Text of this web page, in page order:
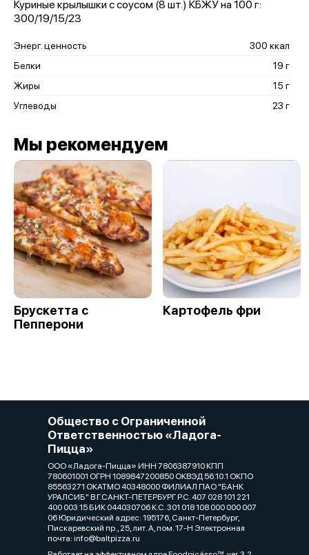
Куриные крылышки с соусом (8 шт.) КБЖУ на 100 г:
300/19/15/23
Энерг. ценность
300 ккал
Белки
19 г
Жиры
15 г
Углеводы
23 г
Мы рекомендуем
Брускетта с
Пепперони
Картофель фри
Общество с Ограниченной
Ответственностью «Ладога-
Пицца»
ООО «Ладога-Пицца» ИНН 7806387910 КПП
780601001 ОГРН 1089847200850 ОКВЭД 56.10.1 ОКПО
85563271 ОКАТМО 40348000 ФИЛИАЛ ПАО "БАНК
УРАЛСИБ" В Г.САНКТ-ПЕТЕРБУРГ Р.С. 407 028 101 221
400 003 15 БИК 044030706 К.С. 301 018 108 000 000 007
06 Юридический адрес: 195176, Санкт-Петербург,
Пискаревский пр., 25, лит. А, пом. 17-Н Электронная
почта: info@baltpizza.ru